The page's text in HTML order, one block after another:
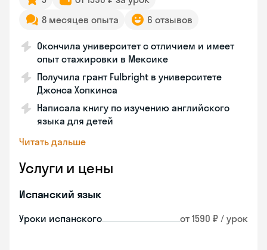
8 месяцев опыта
6 отзывов
Окончила университет с отличием и имеет
опыт стажировки в Мексике
Получила грант Fulbright в университете
Джонса Хопкинса
Написала книгу по изучению английского
языка для детей
Читать дальше
Услуги и цены
Испанский язык
Уроки испанского от 1590 ₽ / урок